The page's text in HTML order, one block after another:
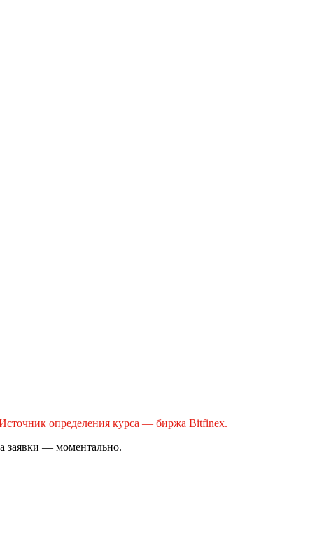
определения курса — биржа Bitfinex.
заявки — моментально.